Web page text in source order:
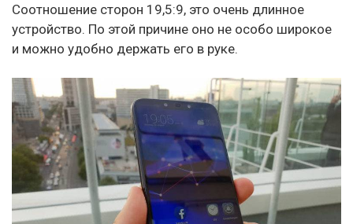
Соотношение сторон 19,5:9, это очень длинное
устройство. По этой причине оно не особо широкое
и можно удобно держать его в руке.